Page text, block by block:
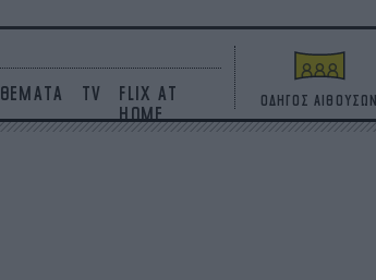
ΘΕΜΑΤΑ TV
FLIX AT
HOME
ΟΔΗΓΟΣ ΑΙΘΟΥΣΩΝ